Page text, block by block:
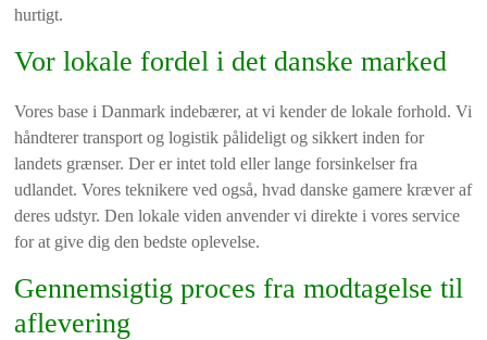
hurtigt.
Vor lokale fordel i det danske marked
Vores base i Danmark indebærer, at vi kender de lokale forhold. Vi
håndterer transport og logistik pålideligt og sikkert inden for
landets grænser. Der er intet told eller lange forsinkelser fra
udlandet. Vores teknikere ved også, hvad danske gamere kræver af
deres udstyr. Den lokale viden anvender vi direkte i vores service
for at give dig den bedste oplevelse.
Gennemsigtig proces fra modtagelse til
aflevering